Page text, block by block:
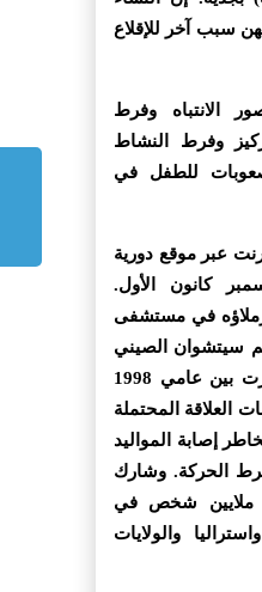
سبب آخر للإقلاع
الانتباه وفرط
وفرط النشاط
للطفل في
عبر موقع دورية
في 29 ديسمبر كانون الأول.
في مستشفى
سيتشوان الصيني
على تحليل 20 دراسة نشرت بين عامي 1998
العلاقة المحتملة
إصابة المواليد
الحركة. وشارك
ملايين شخص في
والولايات